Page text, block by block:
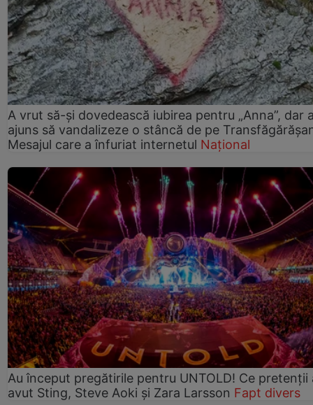
A vrut să-și dovedească iubirea pentru „Anna”, dar
ajuns să vandalizeze o stâncă de pe
Mesajul care a înfuriat internetul Național
Au început pregătirile pentru UNTOLD! Ce pretenții
avut Sting, Steve Aoki și Zara Larsson Fapt divers